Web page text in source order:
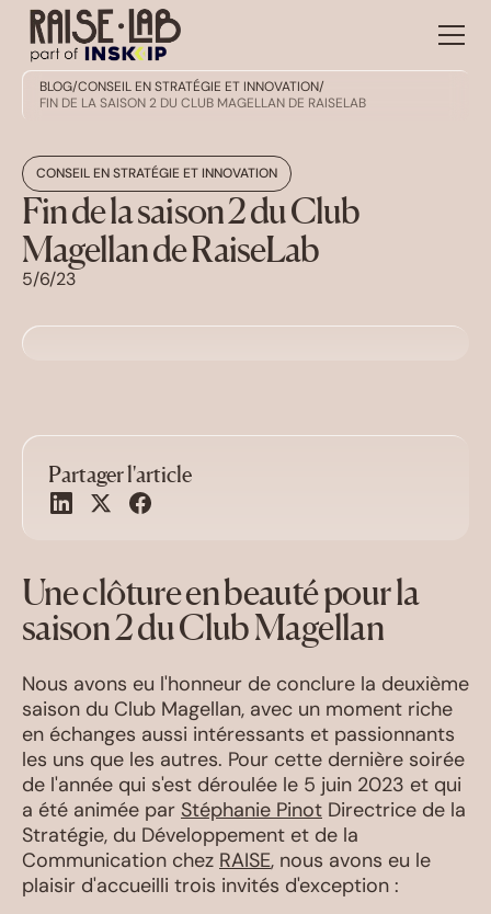
BLOG/CONSEIL EN STRATÉGIE ET INNOVATION/
FIN DE LA SAISON 2 DU CLUB MAGELLAN DE RAISELAB
CONSEIL EN STRATÉGIE ET INNOVATION
Fin de la saison 2 du Club
Magellan de RaiseLab
5/6/23
Partager l'article
Une clôture en beauté pour la
saison 2 du Club Magellan
Nous avons eu l'honneur de conclure la deuxième
saison du Club Magellan, avec un moment riche
en échanges aussi intéressants et passionnants
les uns que les autres. Pour cette dernière soirée
de l'année qui s'est déroulée le 5 juin 2023 et qui
a été animée par Stéphanie Pinot Directrice de la
Stratégie, du Développement et de la
Communication chez RAISE, nous avons eu le
plaisir d'accueilli trois invités d'exception :